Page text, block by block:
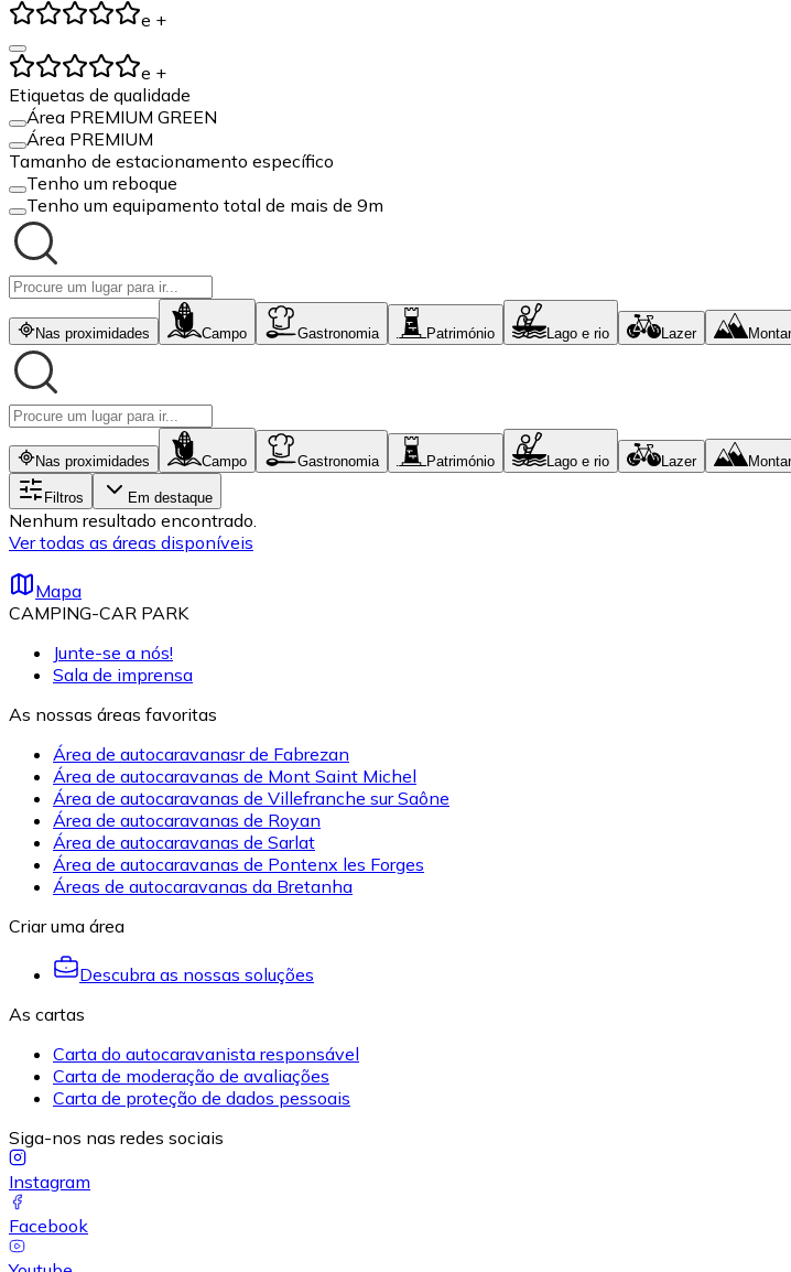
e +
e +
Etiquetas de qualidade
Área PREMIUM GREEN
Área PREMIUM
Tamanho de estacionamento específico
Tenho um reboque
Tenho um equipamento total de mais de 9m
Nas proximidades Campo Gastronomia Património Lago e rio Lazer
Nas proximidades Campo Gastronomia Património Lago e rio Lazer
Filtros Em destaque
Nenhum resultado encontrado.
Ver todas as áreas disponíveis
Mapa
CAMPING-CAR PARK
Junte-se a nós!
Sala de imprensa
As nossas áreas favoritas
Área de autocaravanasr de Fabrezan
Área de autocaravanas de Mont Saint Michel
Área de autocaravanas de Villefranche sur Saône
Área de autocaravanas de Royan
Área de autocaravanas de Sarlat
Área de autocaravanas de Pontenx les Forges
Áreas de autocaravanas da Bretanha
Criar uma área
Descubra as nossas soluções
As cartas
Carta do autocaravanista responsável
Carta de moderação de avaliações
Carta de proteção de dados pessoais
Siga-nos nas redes sociais
Instagram
Facebook